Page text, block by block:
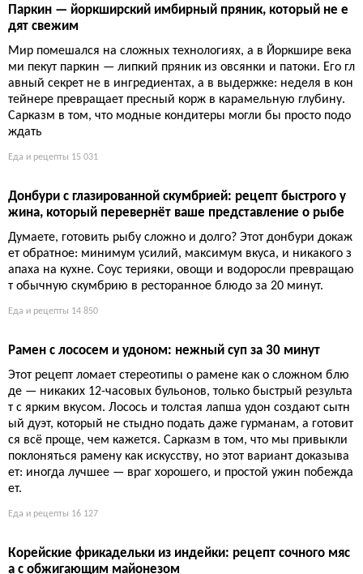
Паркин — йоркширский имбирный пряник, который не е
дят свежим
Мир помешался на сложных технологиях, а в Йоркшире века
ми пекут паркин — липкий пряник из овсянки и патоки. Его гл
авный секрет не в ингредиентах, а в выдержке: неделя в кон
тейнере превращает пресный корж в карамельную глубину.
Сарказм в том, что модные кондитеры могли бы просто подо
ждать
Еда и рецепты 15 031
Донбури с глазированной скумбрией: рецепт быстрого у
жина, который перевернёт ваше представление о рыбе
Думаете, готовить рыбу сложно и долго? Этот донбури докаж
ет обратное: минимум усилий, максимум вкуса, и никакого з
апаха на кухне. Соус терияки, овощи и водоросли превращаю
т обычную скумбрию в ресторанное блюдо за 20 минут.
Еда и рецепты 14 850
Рамен с лососем и удоном: нежный суп за 30 минут
Этот рецепт ломает стереотипы о рамене как о сложном блю
де — никаких 12-часовых бульонов, только быстрый результа
т с ярким вкусом. Лосось и толстая лапша удон создают сытн
ый дуэт, который не стыдно подать даже гурманам, а готовит
ся всё проще, чем кажется. Сарказм в том, что мы привыкли
поклоняться рамену как искусству, но этот вариант доказыва
ет: иногда лучшее — враг хорошего, и простой ужин побежда
ет.
Еда и рецепты 16 127
Корейские фрикадельки из индейки: рецепт сочного мяс
а с обжигающим майонезом